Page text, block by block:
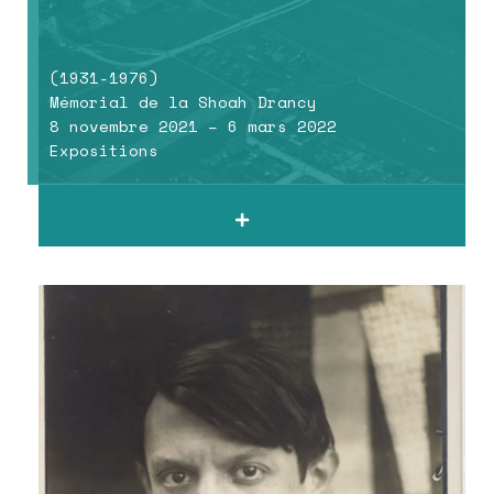
(1931-1976)
Mémorial de la Shoah Drancy
8 novembre 2021 – 6 mars 2022
Expositions